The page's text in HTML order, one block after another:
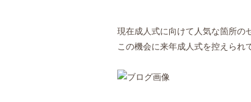
現在成人式に向けて人気な箇所の
この機会に来年成人式を控えら